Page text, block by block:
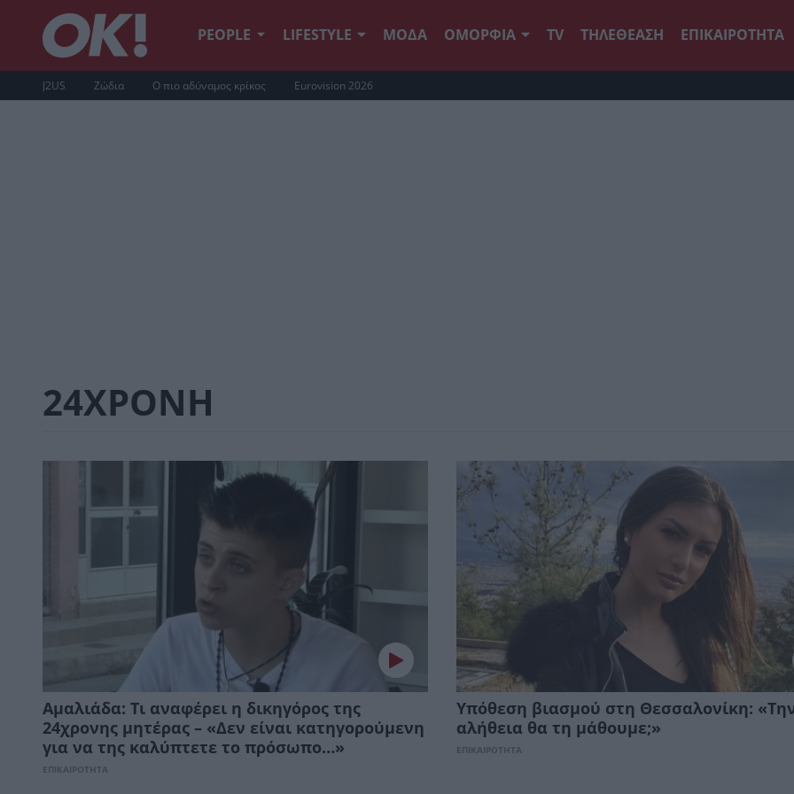
PEOPLE LIFESTYLE ΜΟΔΑ ΟΜΟΡΦΙΑ TV ΤΗΛΕΘΕΑΣΗ ΕΠΙΚΑΙΡΟΤΗΤΑ
J2US Ζώδια Ο πιο αδύναμος κρίκος Eurovision 2026
24ΧΡΟΝΗ
Αμαλιάδα: Τι αναφέρει η δικηγόρος της
24χρονης μητέρας – «Δεν είναι κατηγορούμενη
για να της καλύπτετε το πρόσωπο…»
ΕΠΙΚΑΙΡΟΤΗΤΑ
Υπόθεση βιασμού στη Θεσσαλονίκη:
αλήθεια θα τη μάθουμε;»
ΕΠΙΚΑΙΡΟΤΗΤΑ